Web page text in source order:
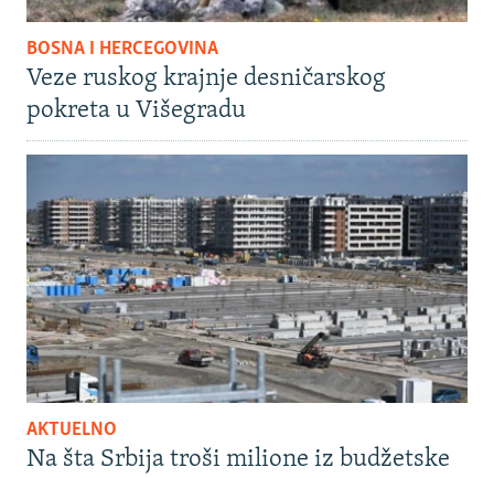
BOSNA I HERCEGOVINA
Veze ruskog krajnje desničarskog
pokreta u Višegradu
AKTUELNO
Na šta Srbija troši milione iz budžetske